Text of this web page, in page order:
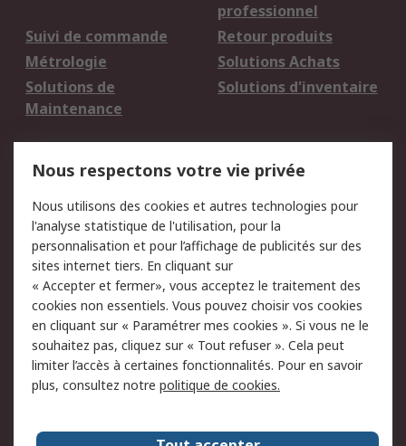
professionnel
Suivi de commande
Retour produits
Métrologie
Solutions Achats
Solutions de
Maintenance
Solutions d'inventaire
du site
Politique de protection
des données - Mise à
jour
Sécurité des E-mails
Conditions générales
de vente
Politique anti-
corruption
Campagnes marketing
A propos de RS
A propos de RS France Evénements
Nous respectons votre vie privée
Nous utilisons des cookies et autres technologies pour
l'analyse statistique de l'utilisation, pour la
personnalisation et pour l’affichage de publicités sur des
sites internet tiers. En cliquant sur
« Accepter et fermer», vous acceptez le traitement des
cookies non essentiels. Vous pouvez choisir vos cookies
en cliquant sur « Paramétrer mes cookies ». Si vous ne le
souhaitez pas, cliquez sur « Tout refuser ». Cela peut
limiter l’accès à certaines fonctionnalités. Pour en savoir
plus, consultez notre politique de cookies.